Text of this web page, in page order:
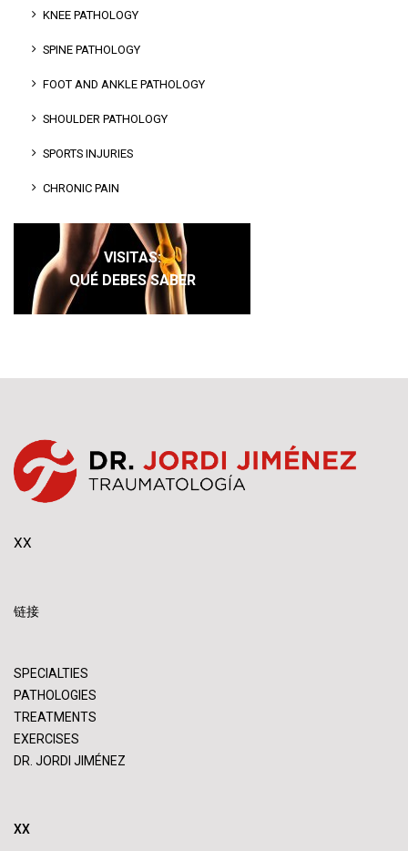
KNEE PATHOLOGY
SPINE PATHOLOGY
FOOT AND ANKLE PATHOLOGY
SHOULDER PATHOLOGY
SPORTS INJURIES
CHRONIC PAIN
VISITAS:
QUÉ DEBES SABER
XX
链接
SPECIALTIES
PATHOLOGIES
TREATMENTS
EXERCISES
DR. JORDI JIMÉNEZ
XX